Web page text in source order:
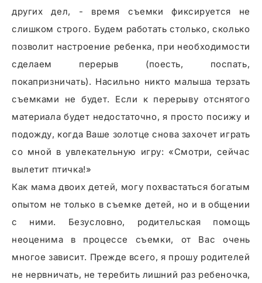
других дел, - время съемки фиксируется не
слишком строго. Будем работать столько, сколько
позволит настроение ребенка, при необходимости
сделаем перерыв (поесть, поспать,
покапризничать). Насильно никто малыша терзать
съемками не будет. Если к перерыву отснятого
материала будет недостаточно, я просто посижу и
подожду, когда Ваше золотце снова захочет играть
со мной в увлекательную игру: «Смотри, сейчас
вылетит птичка!»
Как мама двоих детей, могу похвастаться богатым
опытом не только в съемке детей, но и в общении
с ними. Безусловно, родительская помощь
неоценима в процессе съемки, от Вас очень
многое зависит. Прежде всего, я прошу родителей
не нервничать, не теребить лишний раз ребеночка,